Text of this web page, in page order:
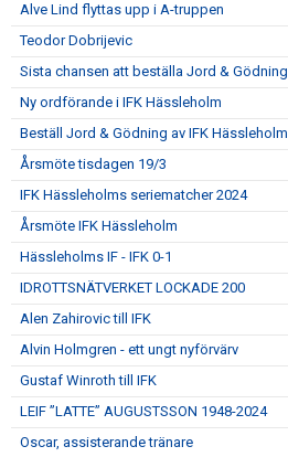
Alve Lind flyttas upp i A-truppen
Teodor Dobrijevic
Sista chansen att beställa Jord & Gödning
Ny ordförande i IFK Hässleholm
Beställ Jord & Gödning av IFK Hässleholm
Årsmöte tisdagen 19/3
IFK Hässleholms seriematcher 2024
Årsmöte IFK Hässleholm
Hässleholms IF - IFK 0-1
IDROTTSNÄTVERKET LOCKADE 200
Alen Zahirovic till IFK
Alvin Holmgren - ett ungt nyförvärv
Gustaf Winroth till IFK
LEIF ”LATTE” AUGUSTSSON 1948-2024
Oscar, assisterande tränare